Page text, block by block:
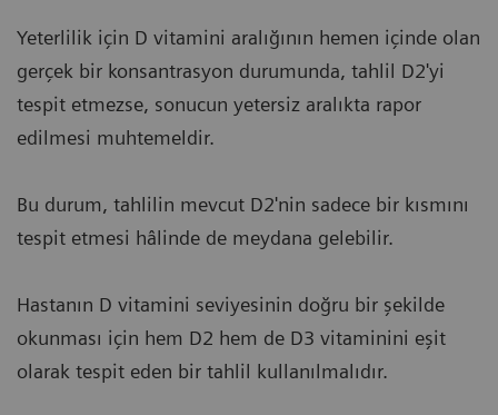
Yeterlilik için D vitamini aralığının hemen içinde olan
gerçek bir konsantrasyon durumunda, tahlil D2'yi
tespit etmezse, sonucun yetersiz aralıkta rapor
edilmesi muhtemeldir.
Bu durum, tahlilin mevcut D2'nin sadece bir kısmını
tespit etmesi hâlinde de meydana gelebilir.
Hastanın D vitamini seviyesinin doğru bir şekilde
okunması için hem D2 hem de D3 vitaminini eşit
olarak tespit eden bir tahlil kullanılmalıdır.